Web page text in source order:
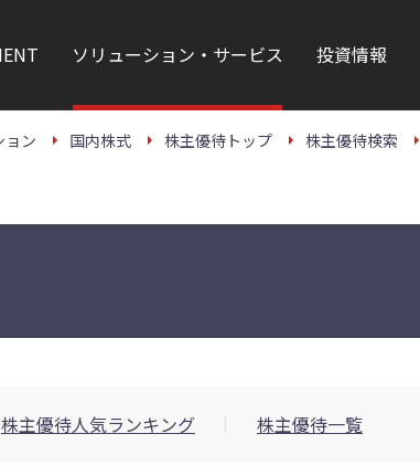
ソリューション・サービス 投資情報
ョン 国内株式 株主優待トップ 株主優待検索
株主優待人気ランキング 株主優待一覧